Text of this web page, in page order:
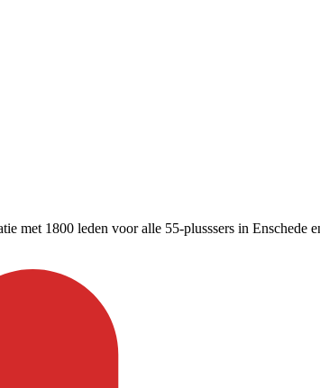
met 1800 leden voor alle 55-plusssers in Enschede